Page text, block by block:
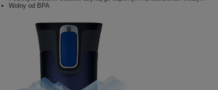
Wolny od BPA